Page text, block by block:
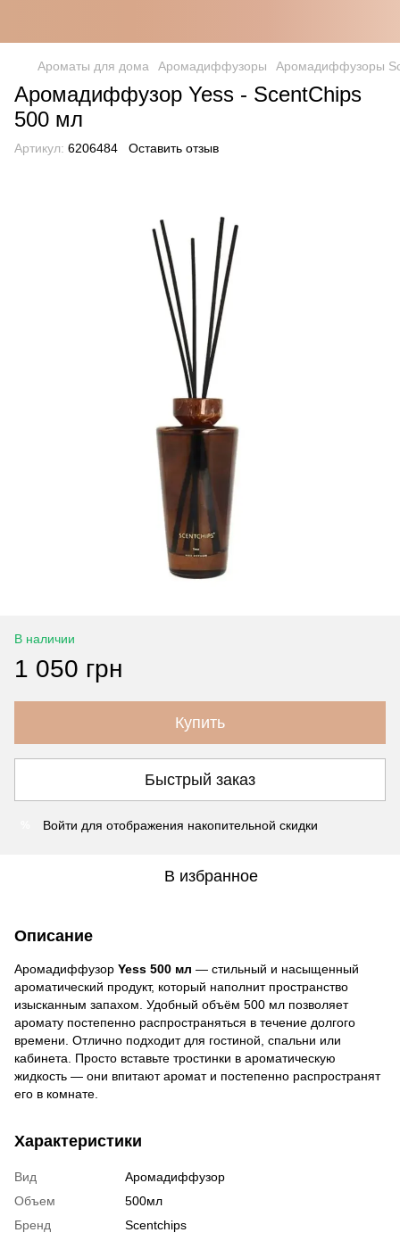
Ароматы для дома Аромадиффузоры Аромадиффузоры
Аромадиффузор Yess - ScentChips
500 мл
Артикул: 6206484 Оставить отзыв
В наличии
1 050 грн
Купить
Быстрый заказ
Войти для отображения накопительной скидки
В избранное
Описание
Аромадиффузор Yess 500 мл — стильный и насыщенный
ароматический продукт, который наполнит пространство
изысканным запахом. Удобный объём 500 мл позволяет
аромату постепенно распространяться в течение долгого
времени. Отлично подходит для гостиной, спальни или
кабинета. Просто вставьте тростинки в ароматическую
жидкость — они впитают аромат и постепенно распространят
его в комнате.
Характеристики
Вид
Аромадиффузор
Объем
500мл
Бренд
Scentchips